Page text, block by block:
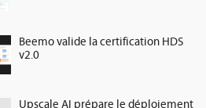
Beemo valide la certification HDS
v2.0
Upscale AI prépare le déploiement